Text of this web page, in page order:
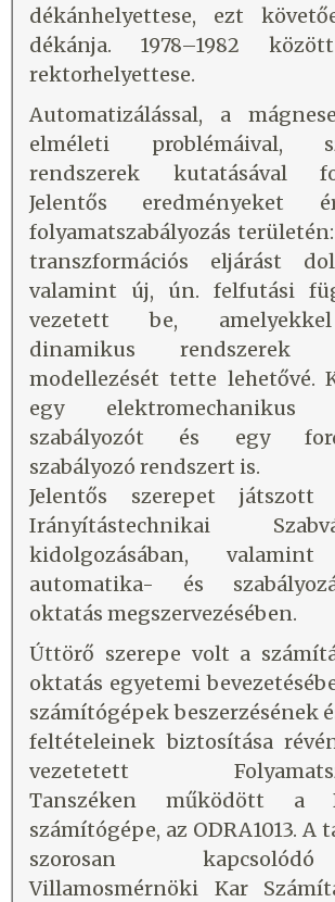
dékánhelyettese, ezt
dékánja. 1978–1982
rektorhelyettese.
Automatizálással, a
elméleti problémáival,
rendszerek kutatásával
Jelentős
folyamatszabályozás
transzformációs eljárást
valamint új, ún. felfutási
vezetett be,
dinamikus rendszerek
modellezését tette lehetővé.
egy elektromechanikus
szabályozót és egy
szabályozó rendszert is.
Jelentős szerepet játszott
Irányítástechnikai
kidolgozásában,
automatika- és
oktatás megszervezésében.
Úttörő szerepe volt a
oktatás egyetemi
számítógépek beszerzésének
feltételeinek biztosítása
vezetetett
Tanszéken működött a
számítógépe, az ODRA1013. A
szorosan
Villamosmérnöki Kar